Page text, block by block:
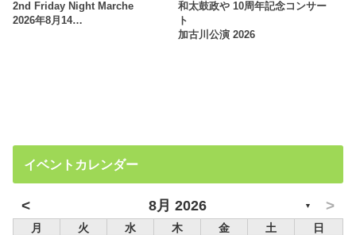
2nd Friday Night Marche
2026年8月14…
和太鼓政や 10周年記念コンサー
ト
加古川公演 2026
イベントカレンダー
< 8月 2026 ▼ >
月 火 水 木 金 土
日